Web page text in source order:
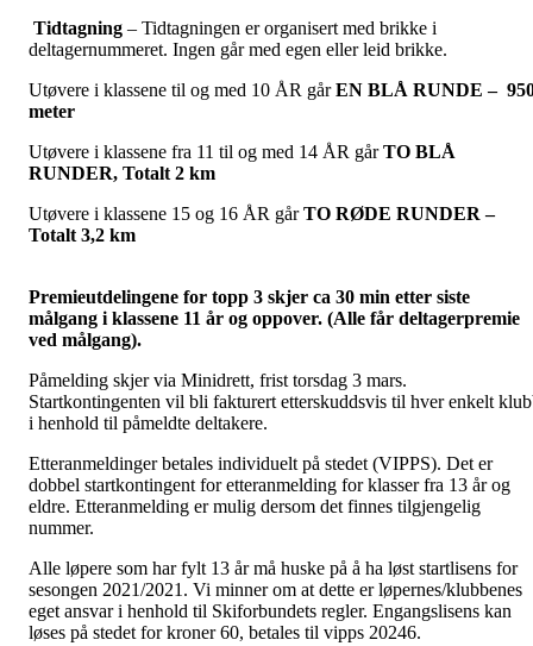
Tidtagning – Tidtagningen er organisert med brikke i
deltagernummeret. Ingen går med egen eller leid brikke.
Utøvere i klassene til og med 10 ÅR gårEN BLÅ RUNDE –
meter
Utøvere i klassene fra 11 til og med 14 ÅR gårTO BLÅ
RUNDER, Totalt 2 km
Utøvere i klassene 15 og 16 ÅR gårTO RØDE RUNDER –
Totalt 3,2 km
Premieutdelingene for topp 3 skjer ca 30 min etter siste
målgang i klassene 11 år og oppover. (Alle får deltagerpremie
ved målgang).
Påmelding skjer via Minidrett, frist torsdag 3 mars.
Startkontingenten vil bli fakturert etterskuddsvis til hver enkelt
i henhold til påmeldte deltakere.
Etteranmeldinger betales individuelt på stedet (VIPPS). Det er
dobbel startkontingent for etteranmelding for klasser fra 13 år og
eldre. Etteranmelding er mulig dersom det finnes tilgjengelig
nummer.
Alle løpere som har fylt 13 år må huske på å ha løst startlisens for
sesongen 2021/2021. Vi minner om at dette er løpernes/klubbenes
eget ansvar i henhold til Skiforbundets regler. Engangslisens kan
løses på stedet for kroner 60, betales til vipps 20246.